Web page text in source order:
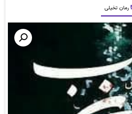
رمان تخیلی